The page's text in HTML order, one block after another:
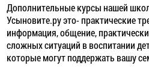
Дополнительные курсы нашей
Усыновите.ру это- практические
информация, общение,
сложных ситуаций в воспитании
которые могут поддержать вашу